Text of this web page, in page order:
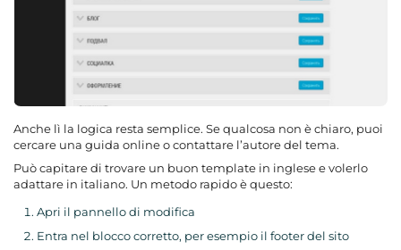
Anche lì la logica resta semplice. Se qualcosa non è chiaro, puoi
cercare una guida online o contattare l’autore del tema.
Può capitare di trovare un buon template in inglese e volerlo
adattare in italiano. Un metodo rapido è questo:
Apri il pannello di modifica
Entra nel blocco corretto, per esempio il footer del sito